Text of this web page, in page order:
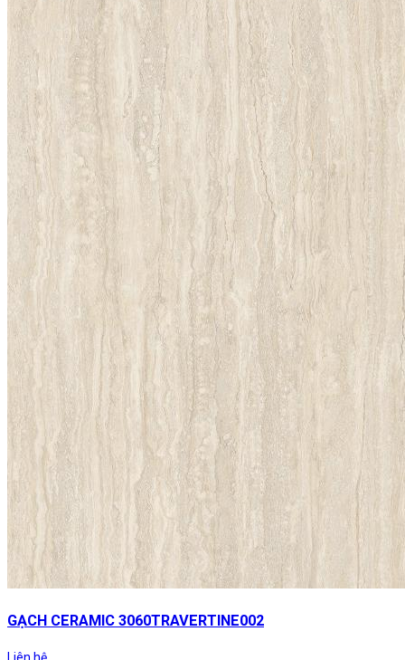
GẠCH CERAMIC 3060TRAVERTINE002